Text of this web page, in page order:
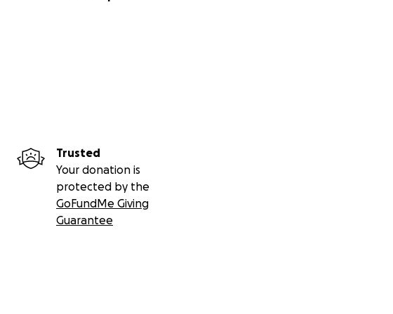
Trusted
Your donation is
protected by the
GoFundMe Giving
Guarantee